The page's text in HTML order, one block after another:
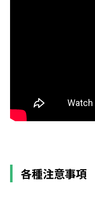
各種注意事項